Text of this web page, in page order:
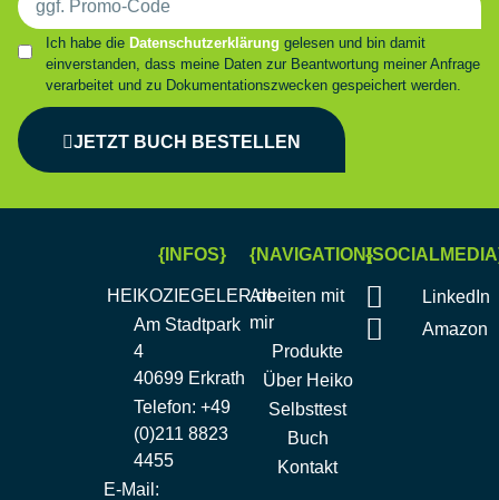
Ich habe die Datenschutzerklärung gelesen und bin damit
einverstanden, dass meine Daten zur Beantwortung meiner Anfrage
verarbeitet und zu Dokumentationszwecken gespeichert werden.
JETZT BUCH BESTELLEN
{INFOS}
HEIKOZIEGELER.de
Am Stadtpark
4
40699 Erkrath
Telefon: +49
(0)211 8823
4455
E-Mail:
{NAVIGATION}
Arbeiten mit
mir
Produkte
Über Heiko
Selbsttest
Buch
Kontakt
LinkedIn
Amazon